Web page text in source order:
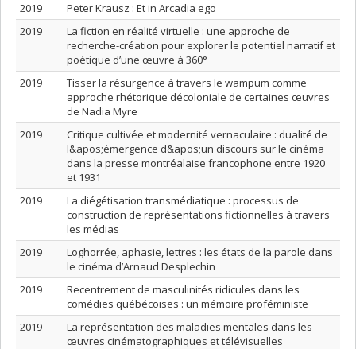
2019
Peter Krausz : Et in Arcadia ego
2019
La fiction en réalité virtuelle : une approche de
recherche-création pour explorer le potentiel narratif et
poétique d’une œuvre à 360°
2019
Tisser la résurgence à travers le wampum comme
approche rhétorique décoloniale de certaines œuvres
de Nadia Myre
2019
Critique cultivée et modernité vernaculaire : dualité de
l&apos;émergence d&apos;un discours sur le cinéma
dans la presse montréalaise francophone entre 1920
et 1931
2019
La diégétisation transmédiatique : processus de
construction de représentations fictionnelles à travers
les médias
2019
Loghorrée, aphasie, lettres : les états de la parole dans
le cinéma d’Arnaud Desplechin
2019
Recentrement de masculinités ridicules dans les
comédies québécoises : un mémoire proféministe
2019
La représentation des maladies mentales dans les
œuvres cinématographiques et télévisuelles